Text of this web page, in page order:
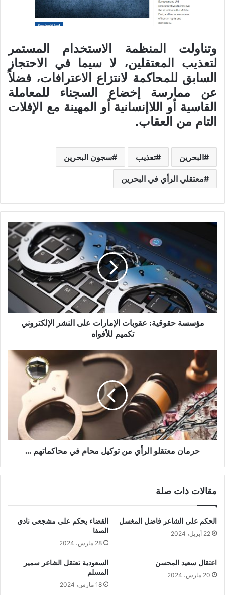
وتناولت المنظمة الاستخدام المستمر
لتعذيب المعتقلين، لا سيما في الاحتجاز
السابق للمحاكمة لانتزاع الاعترافات، فضلاً
عن ممارسة إخضاع السجناء للمعاملة
القاسية أو اللاإنسانية أو المهينة مع الإفلات
التام من العقاب.
البحرين تعذيب سجون البحرين
معتقلي الرأي في البحرين
مؤسسة حقوقية: عقوبات الإمارات على النشر الإلكتروني
تكميم للأفواه
حرمان معتقلو الرأي من توكيل محام في محاكماتهم ...
مقالات ذات صلة
الحكم على الشاعر فاضل المغسل
22 أبريل، 2024
القضاء يحكم على مشجعي نادي
الصفا
28 مارس، 2024
اعتقال سعيد المحسن
20 مارس، 2024
السعودية تعتقل الشاعر سمير
المسلم
18 مارس، 2024